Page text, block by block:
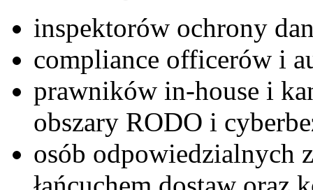
inspektorów ochrony
compliance officerów i
prawników in-house i
obszary RODO i
osób odpowiedzialnych